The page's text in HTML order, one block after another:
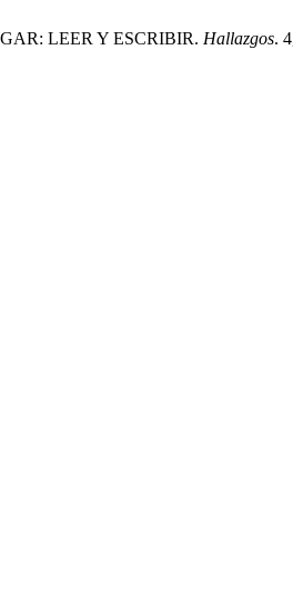
LEER Y ESCRIBIR. Hallazgos.